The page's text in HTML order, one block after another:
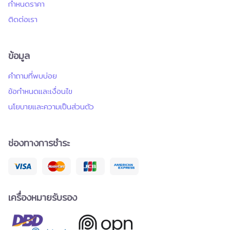
ร้านอาหารชั้นนำในคอนเซปต์พิเศษกว่า 300 ร้านค้า รวมทั้งมี
แบรนด์แฟชั่นและแบรนด์ไลฟ์สไตล์ชั้นนำอีกมากมาย นอกจากนี้
มาจัดแสดงเพื่อตอกย้ำภาพเดสติเนชันของความสุขเหนือ
จินตนาการให้สมบูรณ์แบบ “Happitat at The Forestias
มีความคืบหน้าในการก่อสร้างแล้วเสร็จ 70% รวมทั้ง The
Hilltop Offices พื้นที่ออฟฟิศให้เช่า ที่ตั้งอยู่ในบริเวณ
เดียวกัน มีความคืบหน้าในการก่อสร้างแล้วเสร็จ 60% และจะ
เอาไว้ตามนโยบายของบริษัทฯ พร้อมทั้งพัฒนาและแสวงหา
โอกาสใหม่ ๆ ในการขยายธุรกิจควบคู่ไปกับการปรับโครงสร้าง
กำหนดราคา
ติดต่อเรา
ข้อมูล
คำถามที่พบบ่อย
ข้อกำหนดและเงื่อนไข
นโยบายและความเป็นส่วนตัว
ช่องทางการชำระ
เครื่องหมายรับรอง